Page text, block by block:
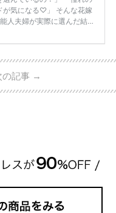
が気になる♡」 そんな花嫁
人夫婦が実際に選んだ結婚
エ、ティファニーなど世界
で幅広くご紹介。 さらに、
・リングの特徴や魅力 ・
の記事 →